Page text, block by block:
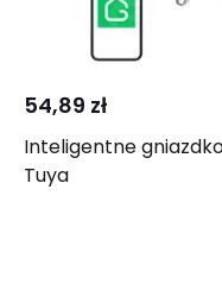
54,89 zł
Inteligentne gniazdko
Tuya